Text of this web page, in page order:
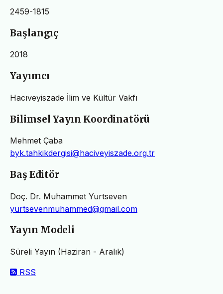
2459-1815
Başlangıç
2018
Yayımcı
Hacıveyiszade İlim ve Kültür Vakfı
Bilimsel Yayın Koordinatörü
Mehmet Çaba
byk.tahkikdergisi@haciveyiszade.org.tr
Baş Editör
Doç. Dr. Muhammet Yurtseven
yurtsevenmuhammed@gmail.com
Yayın Modeli
Süreli Yayın (Haziran - Aralık)
RSS